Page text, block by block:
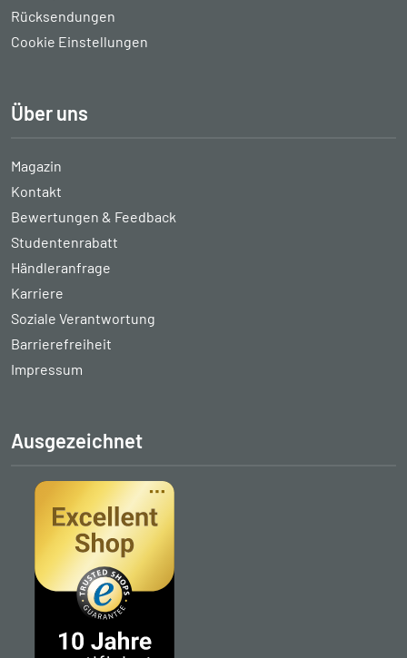
Rücksendungen
Cookie Einstellungen
Über uns
Magazin
Kontakt
Bewertungen & Feedback
Studentenrabatt
Händleranfrage
Karriere
Soziale Verantwortung
Barrierefreiheit
Impressum
Ausgezeichnet